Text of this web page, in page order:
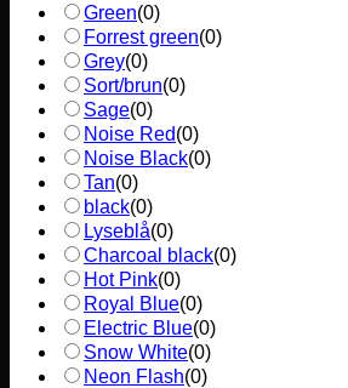
Green(0)
Forrest green(0)
Grey(0)
Sort/brun(0)
Sage(0)
Noise Red(0)
Noise Black(0)
Tan(0)
black(0)
Lyseblå(0)
Charcoal black(0)
Hot Pink(0)
Royal Blue(0)
Electric Blue(0)
Snow White(0)
Neon Flash(0)